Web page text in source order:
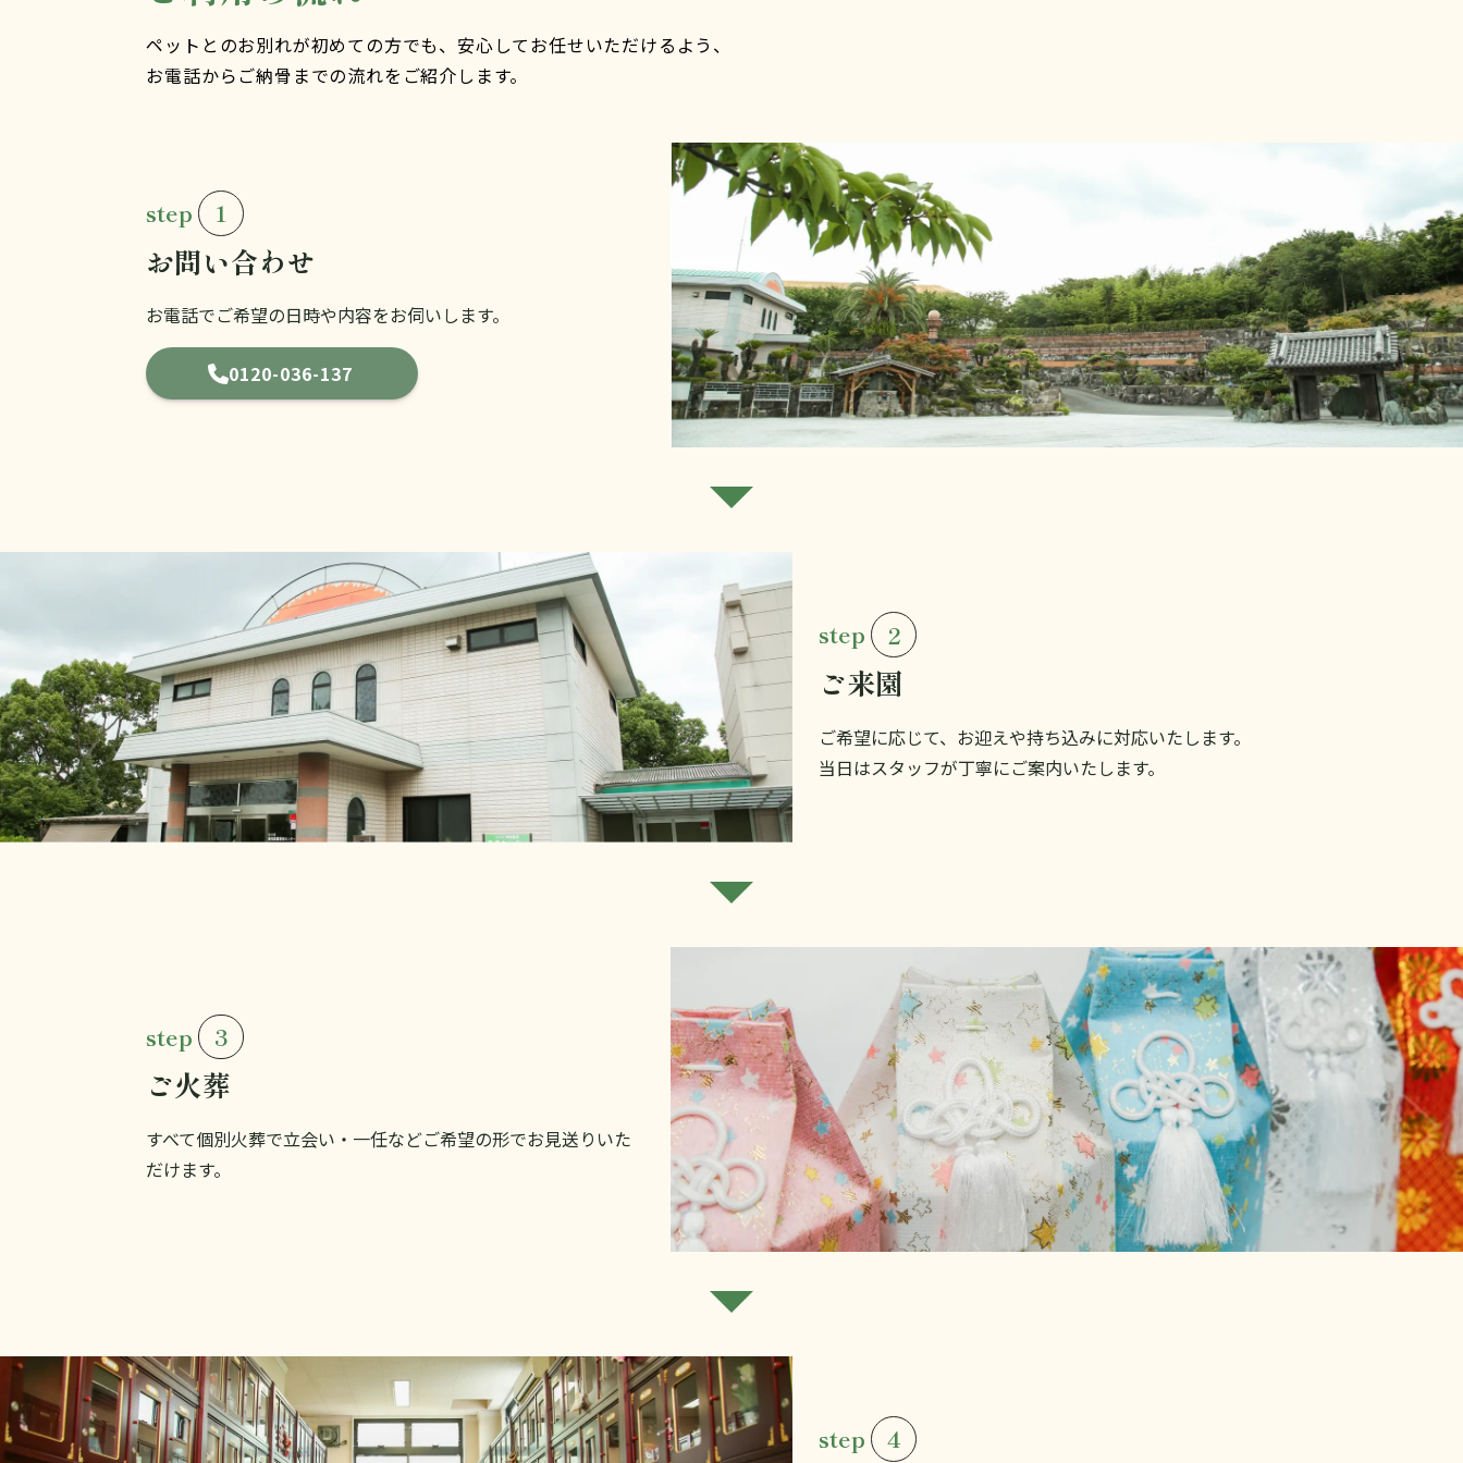
ペットとのお別れが初めての方でも、安心してお任せいただけるよう、
お電話からご納骨までの流れをご紹介します。
step 1
お問い合わせ
お電話でご希望の日時や内容をお伺いします。
0120-036-137
step 2
ご来園
ご希望に応じて、お迎えや持ち込みに対応いたします。
当日はスタッフが丁寧にご案内いたします。
step 3
ご火葬
すべて個別火葬で立会い・一任などご希望の形でお見送りいた
だけます。
step 4